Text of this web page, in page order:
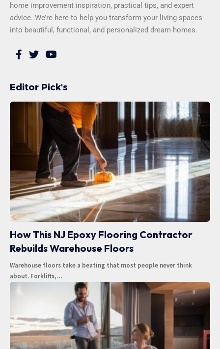
home improvement inspiration, practical tips, and expert
advice. We’re here to help you transform your living spaces
into beautiful, functional, and personalized dream homes.
Editor Pick's
How This NJ Epoxy Flooring Contractor
Rebuilds Warehouse Floors
Warehouse floors take a beating that most people never think
about. Forklifts,…